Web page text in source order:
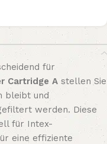
für
Cartridge A stellen Sie
bleibt und
werden. Diese
für Intex-
eine effiziente